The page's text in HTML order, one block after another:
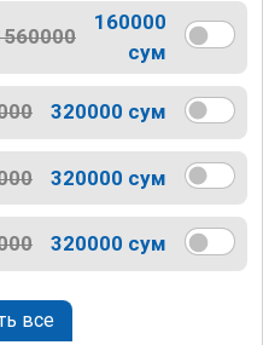
160000
сум
320000 сум
320000 сум
320000 сум
все